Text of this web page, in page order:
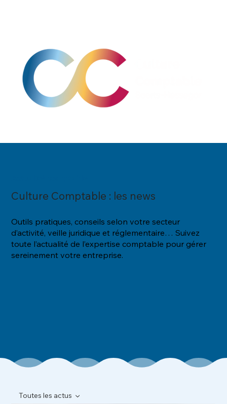
Culture Comptable : les news
Outils pratiques, conseils selon votre secteur
d’activité, veille juridique et réglementaire… Suivez
toute l’actualité de l’expertise comptable pour gérer
sereinement votre entreprise.
Toutes les actus